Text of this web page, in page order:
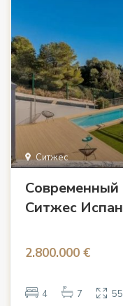
Ситжес
Современный
Ситжес
2.800.000 €
4 7